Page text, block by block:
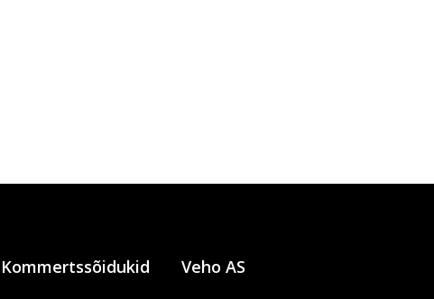
Kommertssõidukid Veho AS